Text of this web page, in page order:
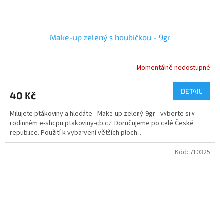
Make-up zelený s houbičkou - 9gr
Momentálně nedostupné
40 Kč DETAIL
Milujete ptákoviny a hledáte - Make-up zelený-9gr - vyberte si v
rodinném e-shopu ptakoviny-cb.cz. Doručujeme po celé České
republice. Použití k vybarvení větších ploch...
Kód: 710325